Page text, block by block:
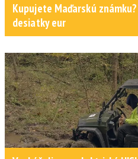
Kupujete Maďarskú
desiatky eur